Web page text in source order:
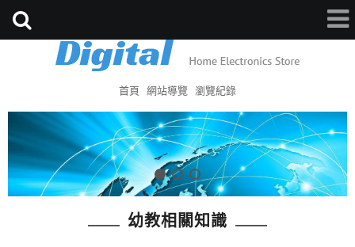
首頁 網站導覽 瀏覽紀錄
幼教相關知識